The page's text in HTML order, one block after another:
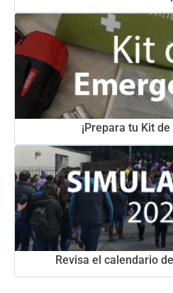
¡Prepara tu Kit
Revisa el calendario